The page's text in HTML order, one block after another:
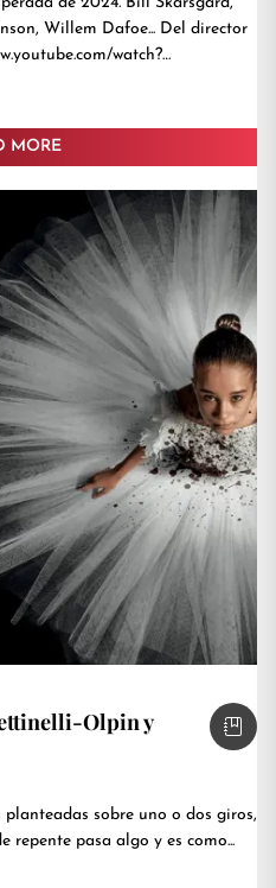
Willem Dafoe... Del director
watch?
MORE
Olpin y
sobre uno o dos giros,
repente pasa algo y es como...